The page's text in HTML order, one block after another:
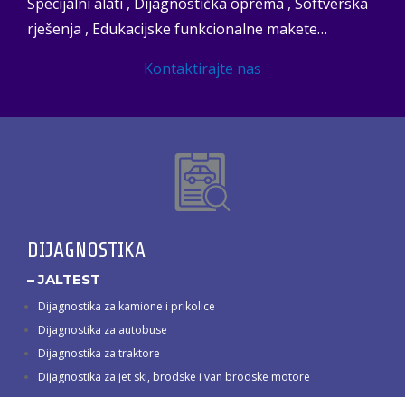
rješenja , Edukacijske funkcionalne makete…
Kontaktirajte nas
DIJAGNOSTIKA
– JALTEST
Dijagnostika za kamione i prikolice
Dijagnostika za autobuse
Dijagnostika za traktore
Dijagnostika za jet ski, brodske i van brodske motore